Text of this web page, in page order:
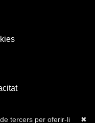
✖
tercers per oferir-li